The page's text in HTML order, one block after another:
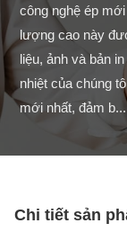
công nghệ ép
lượng cao này
liệu, ảnh và bản
nhiệt của chúng
mới nhất, đảm b...
Chi tiết sản